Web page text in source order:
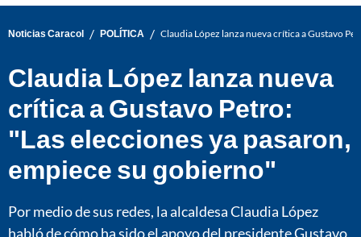
Noticias Caracol / POLÍTICA / Claudia López lanza nueva crítica a Gustavo
Claudia López lanza nueva
crítica a Gustavo Petro:
"Las elecciones ya pasaron,
empiece su gobierno"
Por medio de sus redes, la alcaldesa Claudia López
habló de cómo ha sido el apoyo del presidente Gustavo